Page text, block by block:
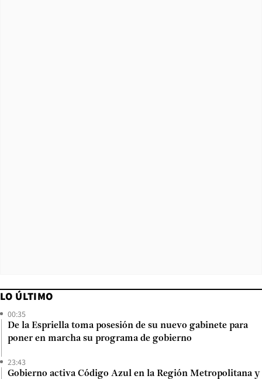
LO ÚLTIMO
00:35
De la Espriella toma posesión de su nuevo gabinete para
poner en marcha su programa de gobierno
23:43
Gobierno activa Código Azul en la Región Metropolitana y